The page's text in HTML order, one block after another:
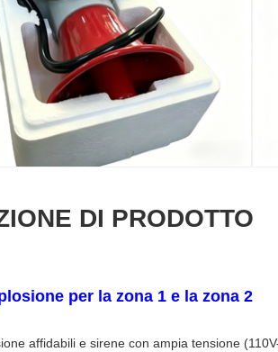
DI PRODOTTO
per la zona 1 e la zona 2
affidabili e sirene con ampia tensione